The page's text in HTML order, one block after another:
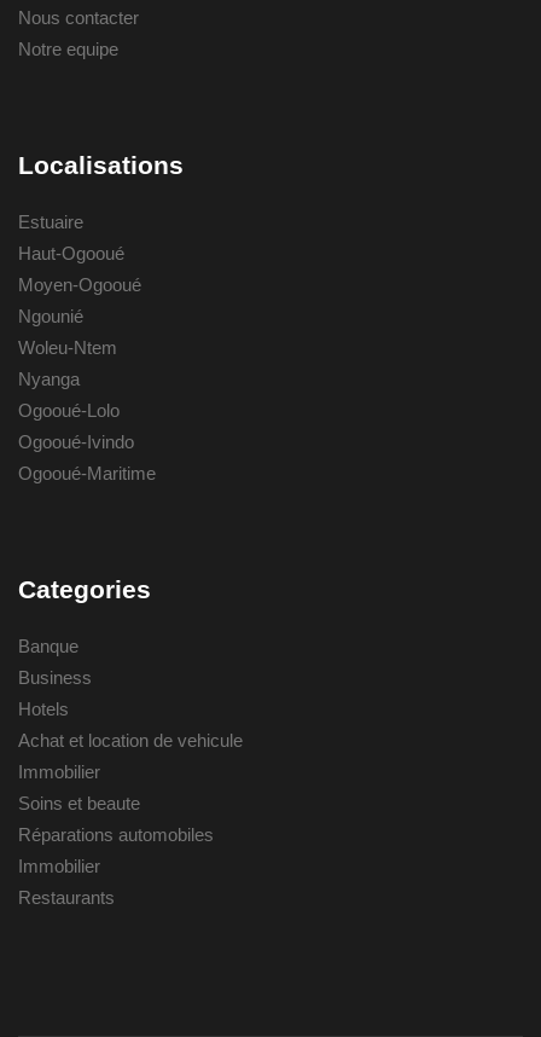
Nous contacter
Notre equipe
Localisations
Estuaire
Haut-Ogooué
Moyen-Ogooué
Ngounié
Woleu-Ntem
Nyanga
Ogooué-Lolo
Ogooué-Ivindo
Ogooué-Maritime
Categories
Banque
Business
Hotels
Achat et location de vehicule
Immobilier
Soins et beaute
Réparations automobiles
Immobilier
Restaurants